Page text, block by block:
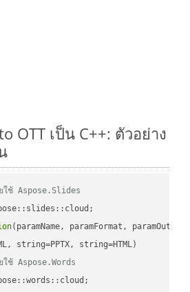
OTT เป็น C++: ตัวอย่าง
ใช้ Aspose.Slides
(paramName, paramFormat,
ช้ Aspose.Words